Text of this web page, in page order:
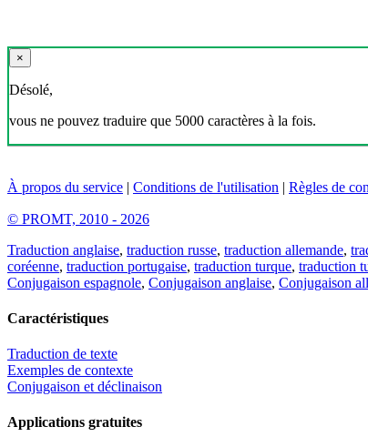
×
Désolé,
vous ne pouvez traduire que 5000 caractères à la fois.
À propos du service | Conditions de l'utilisation | Règles de
© PROMT, 2010 - 2026
Traduction anglaise, traduction russe, traduction allemande,
coréenne, traduction portugaise, traduction turque, traduction
Conjugaison espagnole, Conjugaison anglaise, Conjugaison
Caractéristiques
Traduction de texte
Exemples de contexte
Conjugaison et déclinaison
Applications gratuites